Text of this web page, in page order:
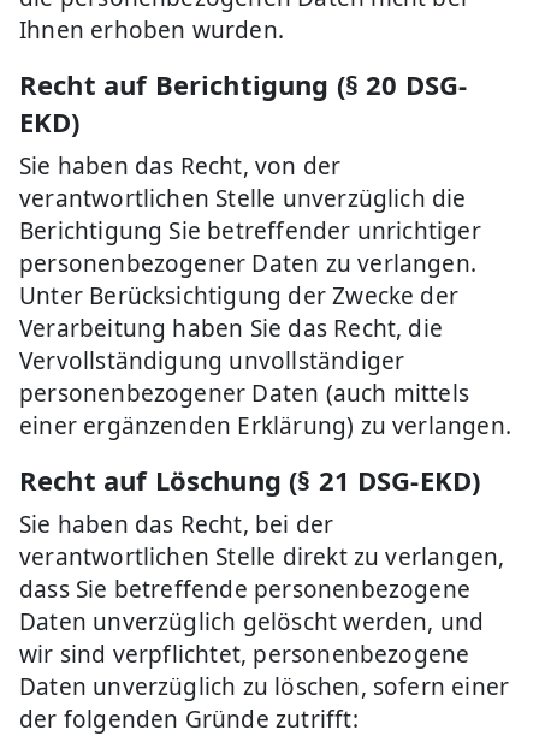
Ihnen erhoben wurden.
Recht auf Berichtigung (§ 20 DSG-
EKD)
Sie haben das Recht, von der
verantwortlichen Stelle unverzüglich die
Berichtigung Sie betreffender unrichtiger
personenbezogener Daten zu verlangen.
Unter Berücksichtigung der Zwecke der
Verarbeitung haben Sie das Recht, die
Vervollständigung unvollständiger
personenbezogener Daten (auch mittels
einer ergänzenden Erklärung) zu verlangen.
Recht auf Löschung (§ 21 DSG-EKD)
Sie haben das Recht, bei der
verantwortlichen Stelle direkt zu verlangen,
dass Sie betreffende personenbezogene
Daten unverzüglich gelöscht werden, und
wir sind verpflichtet, personenbezogene
Daten unverzüglich zu löschen, sofern einer
der folgenden Gründe zutrifft: